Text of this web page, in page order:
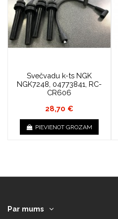
Svečvadu k-ts NGK
NGK7248, 04773841, RC-
CR606
28,70 €
PIEVIENOT GROZAM
Par mums